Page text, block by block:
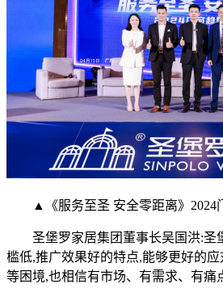
▲《服务至圣 安全零距离》2024
圣堡罗家居集团董事长吴国洪:圣堡
槛低,推广效果好的特点,能够更好的
等困境,也相信有市场、有需求、有痛